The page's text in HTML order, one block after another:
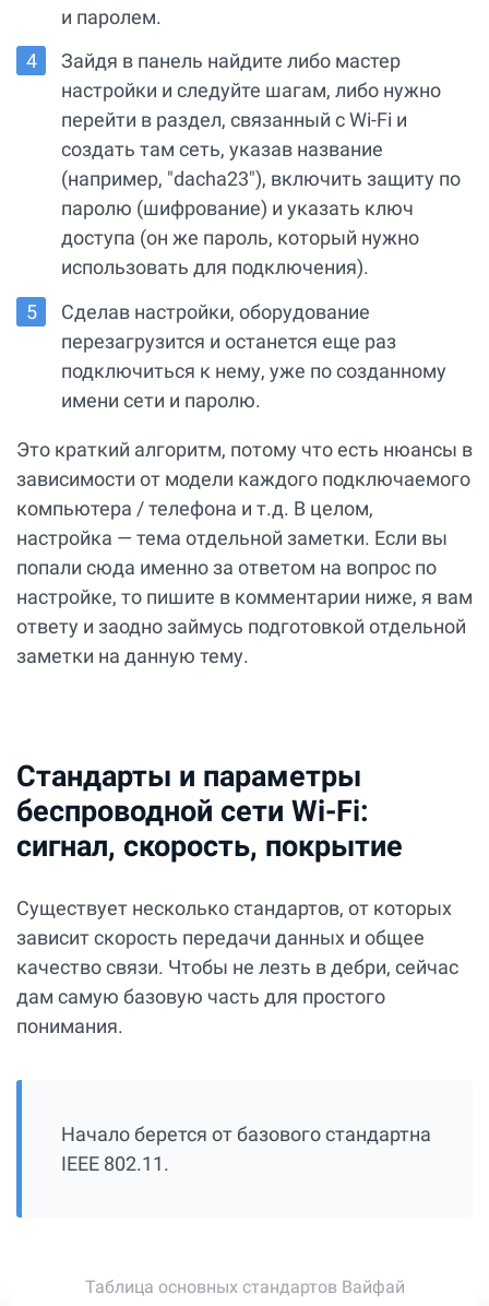
и паролем.
Зайдя в панель найдите либо мастер
настройки и следуйте шагам, либо нужно
перейти в раздел, связанный с Wi-Fi и
создать там сеть, указав название
(например, "dacha23"), включить защиту по
паролю (шифрование) и указать ключ
доступа (он же пароль, который нужно
использовать для подключения).
Сделав настройки, оборудование
перезагрузится и останется еще раз
подключиться к нему, уже по созданному
имени сети и паролю.
Это краткий алгоритм, потому что есть нюансы в
зависимости от модели каждого подключаемого
компьютера / телефона и т.д. В целом,
настройка — тема отдельной заметки. Если вы
попали сюда именно за ответом на вопрос по
настройке, то пишите в комментарии ниже, я вам
ответу и заодно займусь подготовкой отдельной
заметки на данную тему.
Стандарты и параметры
беспроводной сети Wi-Fi:
сигнал, скорость, покрытие
Существует несколько стандартов, от которых
зависит скорость передачи данных и общее
качество связи. Чтобы не лезть в дебри, сейчас
дам самую базовую часть для простого
понимания.
Начало берется от базового стандартна
IEEE 802.11.
Таблица основных стандартов Вайфай